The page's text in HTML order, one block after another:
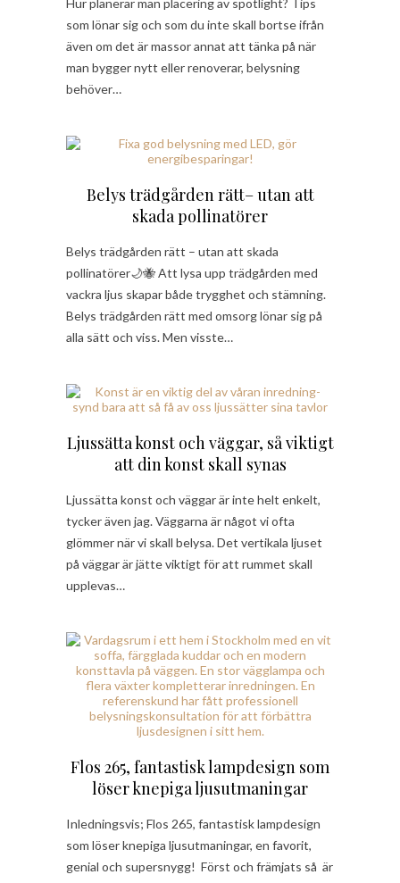
Hur planerar man placering av spotlight? Tips
som lönar sig och som du inte skall bortse ifrån
även om det är massor annat att tänka på när
man bygger nytt eller renoverar, belysning
behöver…
Belys trädgården rätt– utan att
skada pollinatörer
Belys trädgården rätt – utan att skada
pollinatörer🌙🐝 Att lysa upp trädgården med
vackra ljus skapar både trygghet och stämning.
Belys trädgården rätt med omsorg lönar sig på
alla sätt och viss. Men visste…
Ljussätta konst och väggar, så viktigt
att din konst skall synas
Ljussätta konst och väggar är inte helt enkelt,
tycker även jag. Väggarna är något vi ofta
glömmer när vi skall belysa. Det vertikala ljuset
på väggar är jätte viktigt för att rummet skall
upplevas…
Flos 265, fantastisk lampdesign som
löser knepiga ljusutmaningar
Inledningsvis; Flos 265, fantastisk lampdesign
som löser knepiga ljusutmaningar, en favorit,
genial och supersnygg! Först och främjats så är